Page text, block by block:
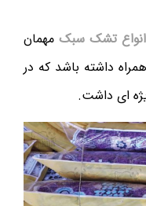
انواع تشک سبکمهمان
داشته باشد که در
ای داشت.